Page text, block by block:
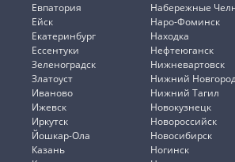
Евпатория
Ейск
Екатеринбург
Ессентуки
Зеленоградск
Златоуст
Иваново
Ижевск
Иркутск
Йошкар-Ола
Казань
Набережные
Наро-Фоминск
Находка
Нефтеюганск
Нижневартовск
Нижний
Нижний Тагил
Новокузнецк
Новороссийск
Новосибирск
Ногинск